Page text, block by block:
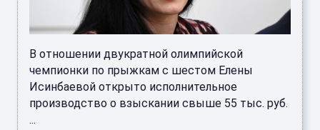
В отношении двукратной олимпийской
чемпионки по прыжкам с шестом Елены
Исинбаевой открыто исполнительное
производство о взыскании свыше 55 тыс. руб.
...